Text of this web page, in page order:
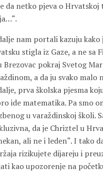
da netko pjeva o
nam portali kazuju kako
stigla iz Gaze, a ne sa
Brezovac pokraj Svetog
a da ju svako
prva školska pjesma
ide matematika. Pa smo
u varaždinskoj školi.
da je Chriztel u
ali ne i leden“. I tako
rizikujete dijareju i
kao upozorenje na